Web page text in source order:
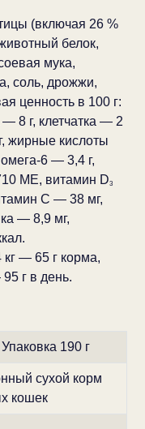
(включая 26 %
белок,
мука,
соль, дрожжи,
ценность в 100 г:
8 г, клетчатка — 2
жирные кислоты
6 — 3,4 г,
МЕ, витамин D3
С — 38 мг,
— 8,9 мг,
— 65 г корма,
г в день.
190 г
сухой корм
кошек